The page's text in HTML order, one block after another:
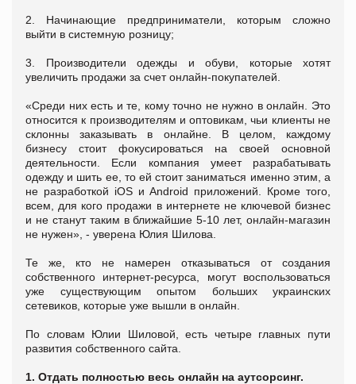
2. Начинающие предприниматели, которым сложно
выйти в системную розницу;
3. Производители одежды и обуви, которые хотят
увеличить продажи за счет онлайн-покупателей.
«Среди них есть и те, кому точно не нужно в онлайн. Это
относится к производителям и оптовикам, чьи клиенты не
склонны заказывать в онлайне. В целом, каждому
бизнесу стоит фокусироваться на своей основной
деятельности. Если компания умеет разрабатывать
одежду и шить ее, то ей стоит заниматься именно этим, а
не разработкой iOS и Android приложений. Кроме того,
всем, для кого продажи в интернете не ключевой бизнес
и не станут таким в ближайшие 5-10 лет, онлайн-магазин
не нужен», - уверена Юлия Шилова.
Те же, кто не намерен отказываться от создания
собственного интернет-ресурса, могут воспользоваться
уже существующим опытом больших украинских
сетевиков, которые уже вышли в онлайн.
По словам Юлии Шиловой, есть четыре главных пути
развития собственного сайта.
1. Отдать полностью весь онлайн на аутсорсинг.